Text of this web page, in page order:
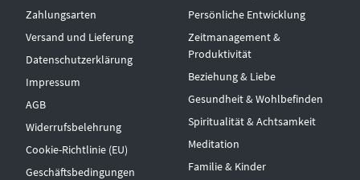
Zahlungsarten
Versand und Lieferung
Datenschutzerklärung
Impressum
AGB
Widerrufsbelehrung
Cookie-Richtlinie (EU)
Geschäftsbedingungen
Persönliche Entwicklung
Zeitmanagement &
Produktivität
Beziehung & Liebe
Gesundheit & Wohlbefinden
Spiritualität & Achtsamkeit
Meditation
Familie & Kinder